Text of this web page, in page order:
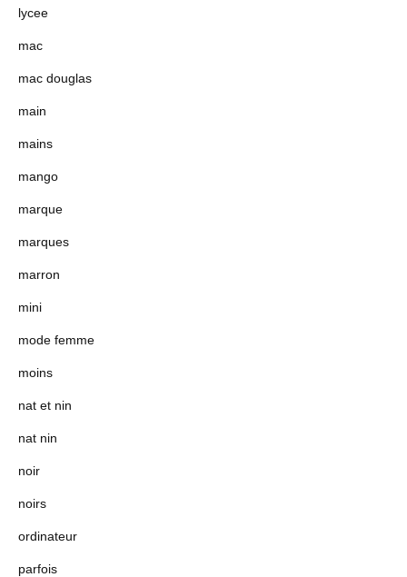
lycee
mac
mac douglas
main
mains
mango
marque
marques
marron
mini
mode femme
moins
nat et nin
nat nin
noir
noirs
ordinateur
parfois